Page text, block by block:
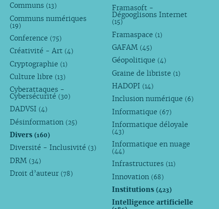
Communs (13)
Communs numériques
(19)
Conference (75)
Créativité - Art (4)
Cryptographie (1)
Culture libre (13)
Cyberattaques -
Cybersécurité (30)
DADVSI (4)
Désinformation (25)
Divers (160)
Diversité - Inclusivité (3)
DRM (34)
Droit d’auteur (78)
Framasoft -
Dégooglisons Internet
(15)
Framaspace (1)
GAFAM (45)
Géopolitique (4)
Graine de libriste (1)
HADOPI (14)
Inclusion numérique (6)
Informatique (67)
Informatique déloyale
(43)
Informatique en nuage
(44)
Infrastructures (11)
Innovation (68)
Institutions(423)
Intelligence artificielle